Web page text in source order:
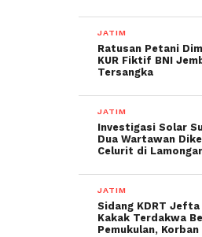
JATIM
Ratusan Petani
KUR Fiktif BNI
Tersangka
JATIM
Investigasi Solar
Dua Wartawan
Celurit di
JATIM
Sidang KDRT
Kakak Terdakwa
Pemukulan,